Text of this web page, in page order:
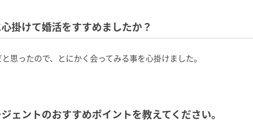
掛けて婚活をすすめましたか？
思ったので、とにかく会ってみる事を心掛けました。
ェントのおすすめポイントを教えてください。